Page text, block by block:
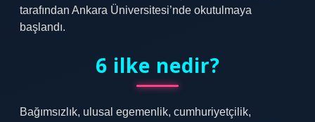
tarafından Ankara Üniversitesi’nde okutulmaya
başlandı.
6 ilke nedir?
Bağımsızlık, ulusal egemenlik, cumhuriyetçilik,